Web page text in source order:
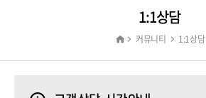
1:1상담
커뮤니티 1:1상담